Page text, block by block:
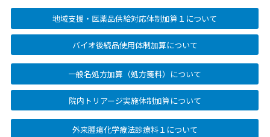
地域支援・医薬品供給対応体制加算１について
バイオ後続品使用体制加算について
一般名処方加算（処方箋料）について
院内トリアージ実施体制加算について
外来腫瘍化学療法診療料１について